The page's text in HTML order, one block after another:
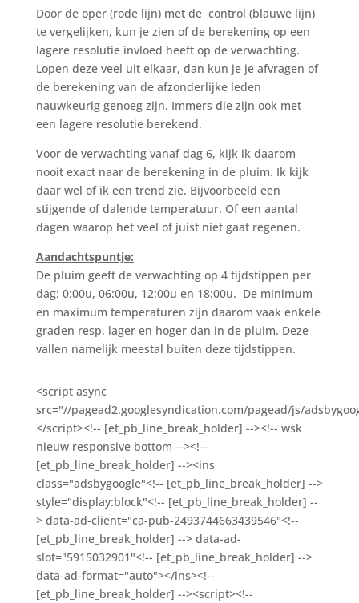
Door de oper (rode lijn) met de control (blauwe lijn)
te vergelijken, kun je zien of de berekening op een
lagere resolutie invloed heeft op de verwachting.
Lopen deze veel uit elkaar, dan kun je je afvragen of
de berekening van de afzonderlijke leden
nauwkeurig genoeg zijn. Immers die zijn ook met
een lagere resolutie berekend.
Voor de verwachting vanaf dag 6, kijk ik daarom
nooit exact naar de berekening in de pluim. Ik kijk
daar wel of ik een trend zie. Bijvoorbeeld een
stijgende of dalende temperatuur. Of een aantal
dagen waarop het veel of juist niet gaat regenen.
Aandachtspuntje:
De pluim geeft de verwachting op 4 tijdstippen per
dag: 0:00u, 06:00u, 12:00u en 18:00u. De minimum
en maximum temperaturen zijn daarom vaak enkele
graden resp. lager en hoger dan in de pluim. Deze
vallen namelijk meestal buiten deze tijdstippen.
<script async
src="//pagead2.googlesyndication.com/pagead/js/
</script><!-- [et_pb_line_break_holder] --><!-- wsk
nieuw responsive bottom --><!--
[et_pb_line_break_holder] --><ins
class="adsbygoogle"<!-- [et_pb_line_break_holder] -->
style="display:block"<!-- [et_pb_line_break_holder] --
> data-ad-client="ca-pub-2493744663439546"<!--
[et_pb_line_break_holder] --> data-ad-
slot="5915032901"<!-- [et_pb_line_break_holder] -->
data-ad-format="auto"></ins><!--
[et_pb_line_break_holder] --><script><!--